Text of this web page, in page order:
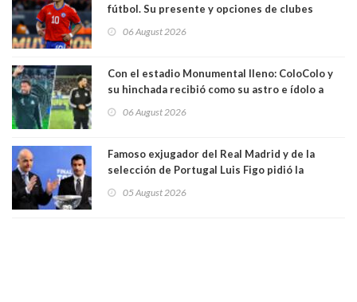
fútbol. Su presente y opciones de clubes
06 August 2026
Con el estadio Monumental lleno: ColoColo y
su hinchada recibió como su astro e ídolo a
06 August 2026
Famoso exjugador del Real Madrid y de la
selección de Portugal Luis Figo pidió la
comportamiento más bajo y cobarde que he
05 August 2026